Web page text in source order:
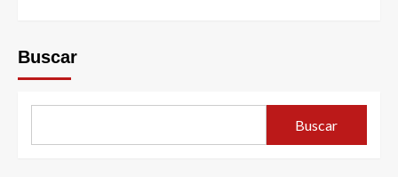
Buscar
Buscar